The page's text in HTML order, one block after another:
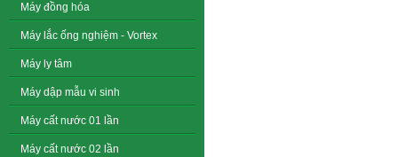
Máy đồng hóa
Máy lắc ống nghiệm - Vortex
Máy ly tâm
Máy dập mẫu vi sinh
Máy cất nước 01 lần
Máy cất nước 02 lần